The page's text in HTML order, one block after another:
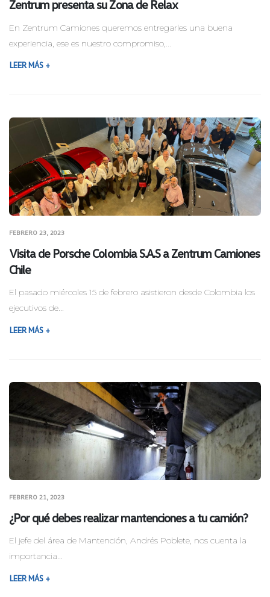
Zentrum presenta su Zona de Relax
En Zentrum Camiones queremos entregarles una buena
experiencia, ese es nuestro compromiso,...
LEER MÁS +
Visita de Porsche Colombia S.A.S a Zentrum Camiones
Chile
FEBRERO 23, 2023
El pasado miércoles 15 de febrero asistieron desde Colombia los
ejecutivos de...
LEER MÁS +
¿Por qué debes realizar mantenciones a tu camión?
FEBRERO 21, 2023
El jefe del área de Mantención, Andrés Poblete, nos cuenta la
importancia...
LEER MÁS +